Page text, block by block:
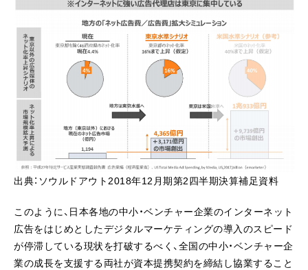
出典：ソウルドアウト2018年12月期第2四半期決算補足資料
このように、日本各地の中小・ベンチャー企業のインターネット
広告をはじめとしたデジタルマーケティングの導入のスピード
が停滞している現状を打破するべく、全国の中小・ベンチャー企
業の成長を支援する両社が資本提携契約を締結し協業すること